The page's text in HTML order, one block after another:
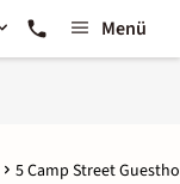
Menü
5 Camp Street